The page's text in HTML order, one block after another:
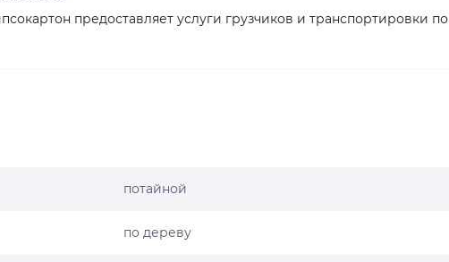
предоставляет услуги грузчиков и транспортировки по
потайной
по дереву